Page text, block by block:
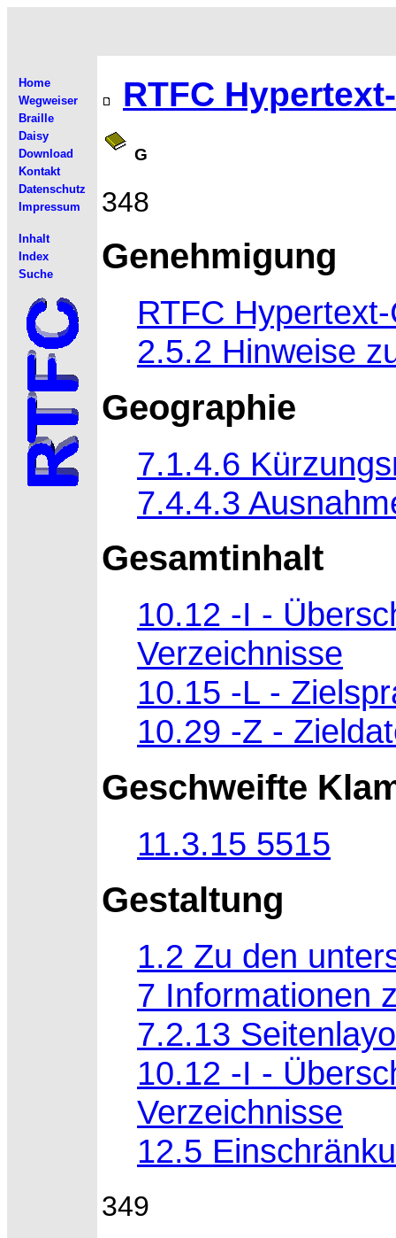
Home
Wegweiser
Braille
Daisy
Download
Kontakt
Datenschutz
Impressum
Inhalt
Index
Suche
RTFC
G
348
Genehmigung
RTFC
2.5.2 Hinweise
Geographie
7.1.4.6
7.4.4.3
Gesamtinhalt
10.12 -I -
Verzeichnisse
10.15 -L -
10.29 -Z -
Geschweifte
11.3.15 5515
Gestaltung
1.2 Zu den
7 Informationen
7.2.13
10.12 -I -
Verzeichnisse
12.5
349